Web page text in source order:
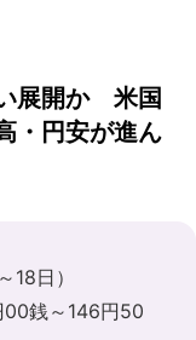
展開か 米国
・円安が進ん
日）
00銭～146円50